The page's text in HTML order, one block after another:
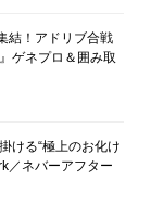
結！アドリブ合戦
ゲネプロ＆囲み取
ける“極上のお化け
／ネバーアフター